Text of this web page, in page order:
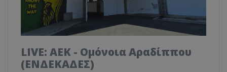
LIVE: ΑΕΚ - Ομόνοια Αραδίππου
(ΕΝΔΕΚΑΔΕΣ)